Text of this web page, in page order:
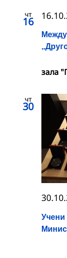
чт
16
зала
чт
30